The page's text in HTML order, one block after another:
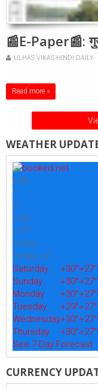
📰E-Paper📰:
ULHAS VIKAS HINDI DAILY
Read more »
WEATHER
+29
°
C
+30°
+27°
Thane
Friday, 07
Saturday
+30°+27°
Sunday
+30°+27°
Monday
+30°+27°
Tuesday
+29°+27°
Wednesday+30°+27°
Thursday
+30°+27°
See 7-Day Forecast
CURRENCY